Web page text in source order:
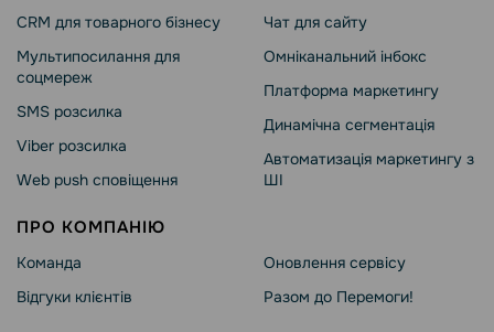
CRM для товарного бізнесу
Мультипосилання для
соцмереж
SMS розсилка
Viber розсилка
Web push сповіщення
Чат для сайту
Омніканальний інбокс
Платформа маркетингу
Динамічна сегментація
Автоматизація маркетингу з
ШІ
ПРО КОМПАНІЮ
Команда
Відгуки клієнтів
Оновлення сервісу
Разом до Перемоги!